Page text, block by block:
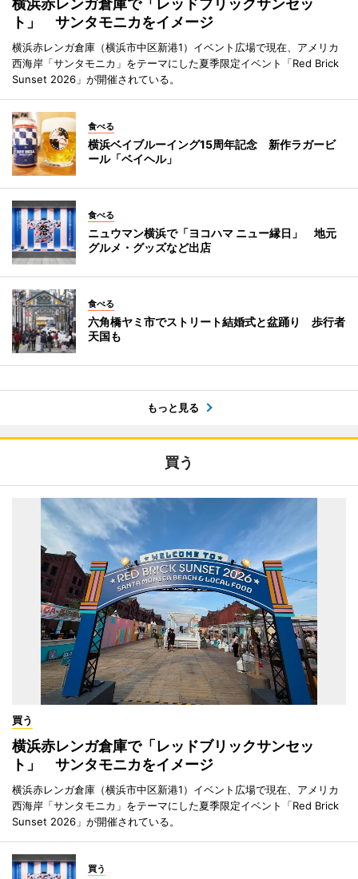
横浜赤レンガ倉庫で「レッドブリックサンセッ
ト」 サンタモニカをイメージ
横浜赤レンガ倉庫（横浜市中区新港1）イベント広場で現在、アメリカ
西海岸「サンタモニカ」をテーマにした夏季限定イベント「Red Brick
Sunset 2026」が開催されている。
食べる
横浜ベイブルーイング15周年記念 新作ラガービ
ール「ベイヘル」
食べる
ニュウマン横浜で「ヨコハマ ニュー縁日」 地元
グルメ・グッズなど出店
食べる
六角橋ヤミ市でストリート結婚式と盆踊り 歩行者
天国も
もっと見る
買う
買う
横浜赤レンガ倉庫で「レッドブリックサンセッ
ト」 サンタモニカをイメージ
横浜赤レンガ倉庫（横浜市中区新港1）イベント広場で現在、アメリカ
西海岸「サンタモニカ」をテーマにした夏季限定イベント「Red Brick
Sunset 2026」が開催されている。
買う